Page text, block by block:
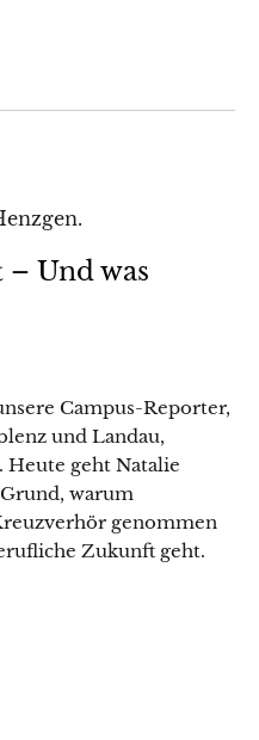
Und was
Campus-Reporter,
und Landau,
Heute geht Natalie
warum
genommen
Zukunft geht.